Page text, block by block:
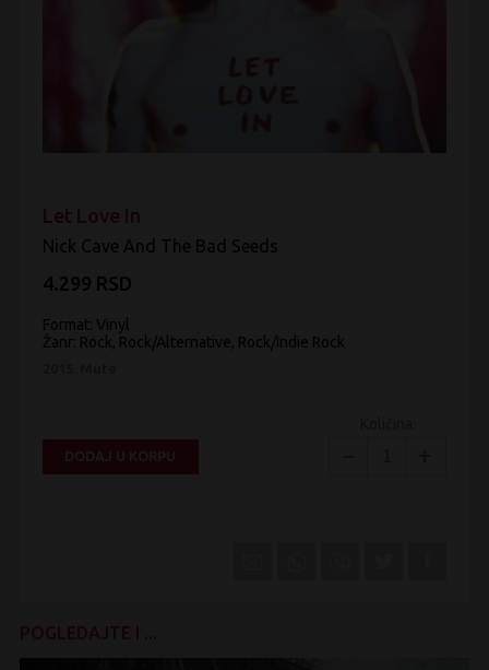
Nick Cave And The Bad Seeds
4.299 RSD
Format: Vinyl
Žanr: Rock, Rock/Alternative, Rock/Indie Rock